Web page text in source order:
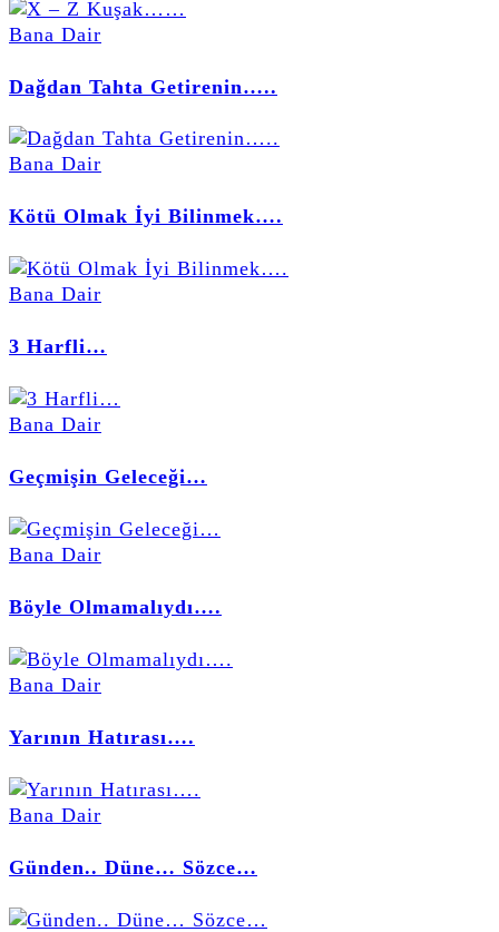
Bana Dair
Dağdan Tahta Getirenin…..
Bana Dair
Kötü Olmak İyi Bilinmek….
Bana Dair
3 Harfli…
Bana Dair
Geçmişin Geleceği…
Bana Dair
Böyle Olmamalıydı….
Bana Dair
Yarının Hatırası….
Bana Dair
Günden.. Düne… Sözce…